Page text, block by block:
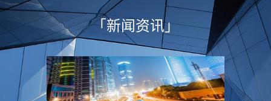
开发、化工等多个行业。2024年公司正
式成为海德股份（股票代码：
SZ.000567）旗下一级子公司，由此成为
目前国内唯一由上市公司控股的破产管理
人机构，标志着企业发展迈入全新阶段。
依托上市公司平台资源，公司现已构建起
“专业服务+资本赋能”的双轮驱动模式，
「新闻资讯」